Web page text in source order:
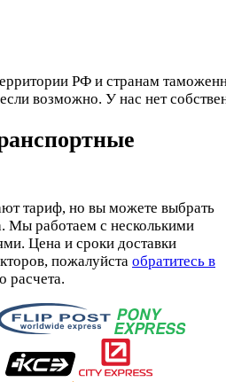
РФ и странам
возможно. У нас нет
тариф, но вы можете выбрать
Мы работаем с несколькими
Цена и сроки доставки
пожалуйста обратитесь в
расчета.